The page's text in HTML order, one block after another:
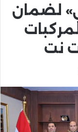
لضمان
نت